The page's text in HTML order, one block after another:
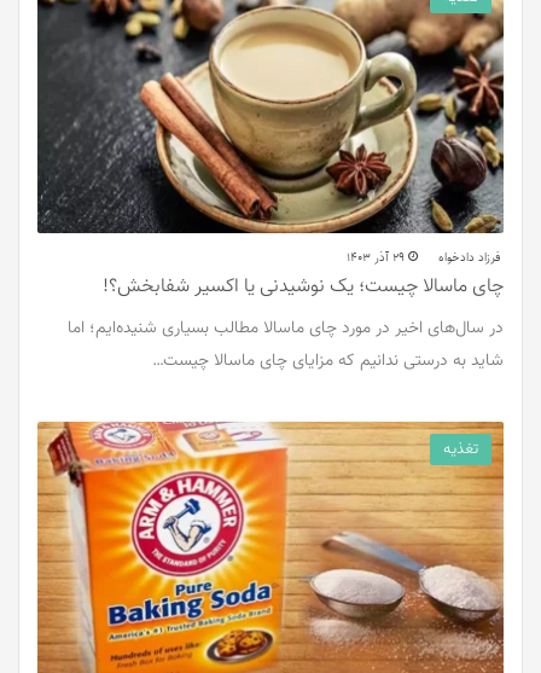
فرزاد دادخواه 29 آذر 1403
چای ماسالا چیست؛ یک نوشیدنی یا اکسیر شفابخش؟!
در سال‌های اخیر در مورد چای ماسالا مطالب بسیاری شنیده‌ایم؛ اما
شاید به درستی ندانیم که مزایای چای ماسالا چیست…
تغذیه